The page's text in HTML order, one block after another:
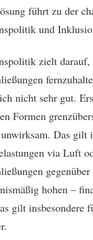
führt zu der
und
zielt darauf,
nicht sehr gut.
Formen
Das gilt
via Luft
hohen –
gilt insbesondere